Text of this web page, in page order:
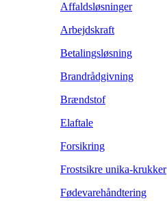
Affaldsløsninger
Arbejdskraft
Betalingsløsning
Brandrådgivning
Brændstof
Elaftale
Forsikring
Frostsikre unika-krukker
Fødevarehåndtering